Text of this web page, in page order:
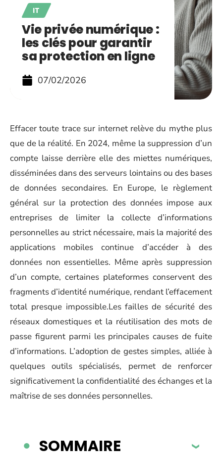
IT
Vie privée numérique :
les clés pour garantir
sa protection en ligne
07/02/2026
Effacer toute trace sur internet relève du mythe plus
que de la réalité. En 2024, même la suppression d’un
compte laisse derrière elle des miettes numériques,
disséminées dans des serveurs lointains ou des bases
de données secondaires. En Europe, le règlement
général sur la protection des données impose aux
entreprises de limiter la collecte d’informations
personnelles au strict nécessaire, mais la majorité des
applications mobiles continue d’accéder à des
données non essentielles. Même après suppression
d’un compte, certaines plateformes conservent des
fragments d’identité numérique, rendant l’effacement
total presque impossible.Les failles de sécurité des
réseaux domestiques et la réutilisation des mots de
passe figurent parmi les principales causes de fuite
d’informations. L’adoption de gestes simples, alliée à
quelques outils spécialisés, permet de renforcer
significativement la confidentialité des échanges et la
maîtrise de ses données personnelles.
SOMMAIRE